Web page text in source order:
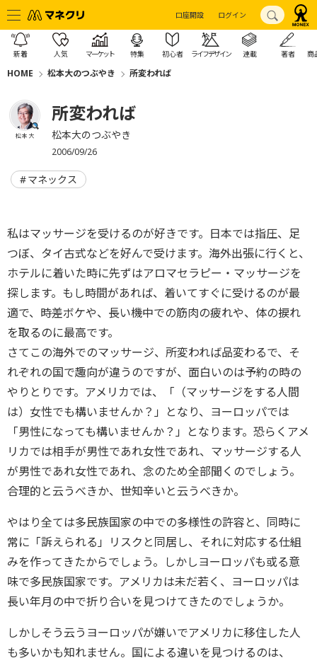
口座開設 ログイン
新着 人気 マーケット 特集 初心者 ライフデザイン 連載 著者 商
HOME 松本大のつぶやき 所変われば
松本 大
所変われば
松本大のつぶやき
2006/09/26
マネックス
私はマッサージを受けるのが好きです。日本では指圧、足
つぼ、タイ古式などを好んで受けます。海外出張に行くと、
ホテルに着いた時に先ずはアロマセラピー・マッサージを
探します。もし時間があれば、着いてすぐに受けるのが最
適で、時差ボケや、長い機中での筋肉の疲れや、体の捩れ
を取るのに最高です。
さてこの海外でのマッサージ、所変われば品変わるで、そ
れぞれの国で趣向が違うのですが、面白いのは予約の時の
やりとりです。アメリカでは、「（マッサージをする人間
は）女性でも構いませんか？」となり、ヨーロッパでは
「男性になっても構いませんか？」となります。恐らくアメ
リカでは相手が男性であれ女性であれ、マッサージする人
が男性であれ女性であれ、念のため全部聞くのでしょう。
合理的と云うべきか、世知辛いと云うべきか。
やはり全ては多民族国家の中での多様性の許容と、同時に
常に「訴えられる」リスクと同居し、それに対応する仕組
みを作ってきたからでしょう。しかしヨーロッパも或る意
味で多民族国家です。アメリカは未だ若く、ヨーロッパは
長い年月の中で折り合いを見つけてきたのでしょうか。
しかしそう云うヨーロッパが嫌いでアメリカに移住した人
も多いかも知れません。国による違いを見つけるのは、